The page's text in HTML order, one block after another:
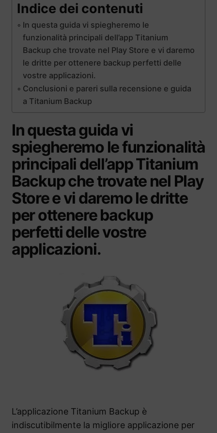
Indice dei contenuti
In questa guida vi spiegheremo le
funzionalità principali dell’app Titanium
Backup che trovate nel Play Store e vi daremo
le dritte per ottenere backup perfetti delle
vostre applicazioni.
Conclusioni e pareri sulla recensione e guida
a Titanium Backup
In questa guida vi
spiegheremo le funzionalità
principali dell’app Titanium
Backup che trovate nel Play
Store e vi daremo le dritte
per ottenere backup
perfetti delle vostre
applicazioni.
L’applicazione Titanium Backup è
indiscutibilmente la migliore applicazione per